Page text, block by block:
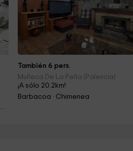
Piscina · Barbacoa · Mascotas · Chimenea
También 6 pers.
Muñeca De La Peña (Palencia)
¡A sólo 20.2km!
Barbacoa · Chimenea